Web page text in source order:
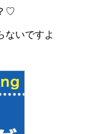
♡
ないですよ